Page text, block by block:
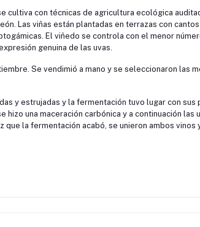
cultiva con técnicas de agricultura ecológica
Las viñas están plantadas en terrazas con
El viñedo se controla con el menor
genuina de las uvas.
Se vendimió a mano y se seleccionaron las
y estrujadas y la fermentación tuvo lugar con sus
hizo una maceración carbónica y a continuación las
que la fermentación acabó, se unieron ambos vinos